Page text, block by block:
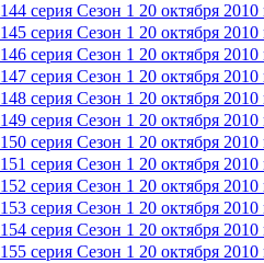
144 серия Сезон 1 20 октября 2010
145 серия Сезон 1 20 октября 2010
146 серия Сезон 1 20 октября 2010
147 серия Сезон 1 20 октября 2010
148 серия Сезон 1 20 октября 2010
149 серия Сезон 1 20 октября 2010
150 серия Сезон 1 20 октября 2010
151 серия Сезон 1 20 октября 2010
152 серия Сезон 1 20 октября 2010
153 серия Сезон 1 20 октября 2010
154 серия Сезон 1 20 октября 2010
155 серия Сезон 1 20 октября 2010